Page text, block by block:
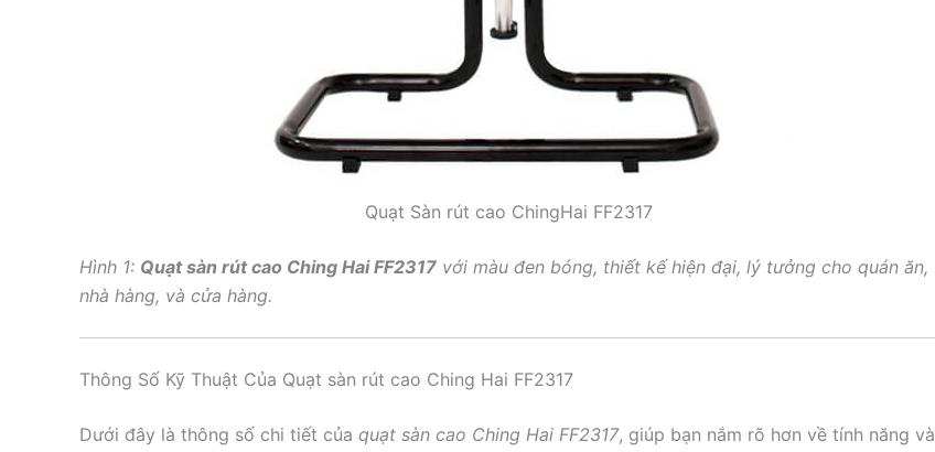
Quạt Sàn rút cao ChingHai FF2317
Hình 1: Quạt sàn rút cao Ching Hai FF2317 với màu đen bóng, thiết kế hiện đại, lý tưởng cho quán ăn,
nhà hàng, và cửa hàng.
Thông Số Kỹ Thuật Của Quạt sàn rút cao Ching Hai FF2317
Dưới đây là thông số chi tiết của quạt sàn cao Ching Hai FF2317, giúp bạn nắm rõ hơn về tính năng và